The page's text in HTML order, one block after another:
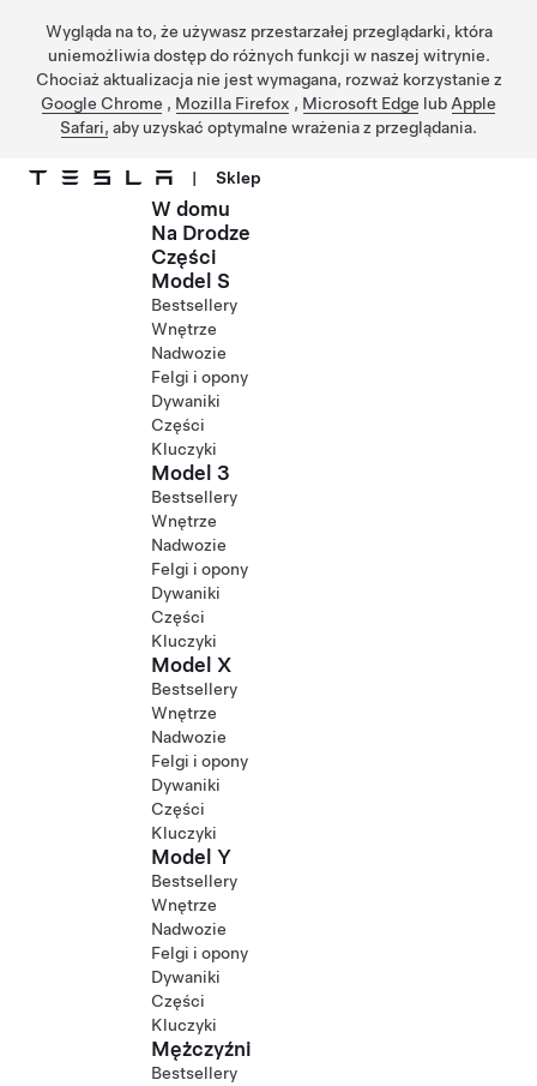
Wygląda na to, że używasz przestarzałej przeglądarki, która
uniemożliwia dostęp do różnych funkcji w naszej witrynie.
Chociaż aktualizacja nie jest wymagana, rozważ korzystanie z
Google Chrome , Mozilla Firefox , Microsoft Edge lub Apple
Safari, aby uzyskać optymalne wrażenia z przeglądania.
Przejdź do głównej zawartości
| Sklep
W domu
Na Drodze
Części
Model S
Bestsellery
Wnętrze
Nadwozie
Felgi i opony
Dywaniki
Części
Kluczyki
Model 3
Bestsellery
Wnętrze
Nadwozie
Felgi i opony
Dywaniki
Części
Kluczyki
Model X
Bestsellery
Wnętrze
Nadwozie
Felgi i opony
Dywaniki
Części
Kluczyki
Model Y
Bestsellery
Wnętrze
Nadwozie
Felgi i opony
Dywaniki
Części
Kluczyki
Mężczyźni
Bestsellery